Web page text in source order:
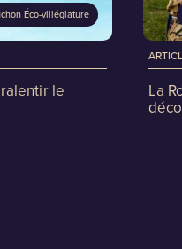
Éco-villégiature
le La